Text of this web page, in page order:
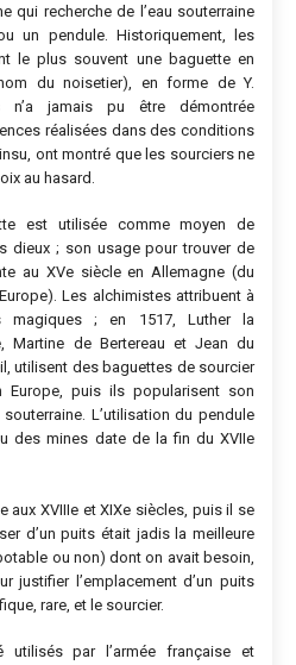
qui recherche de l’eau souterraine
un pendule. Historiquement, les
le plus souvent une baguette en
du noisetier), en forme de Y.
n’a jamais pu être démontrée
réalisées dans des conditions
ont montré que les sourciers ne
au hasard.
est utilisée comme moyen de
dieux ; son usage pour trouver de
au XVe siècle en Allemagne (du
Les alchimistes attribuent à
magiques ; en 1517, Luther la
Martine de Bertereau et Jean du
utilisent des baguettes de sourcier
puis ils popularisent son
L’utilisation du pendule
des mines date de la fin du XVIIe
aux XVIIIe et XIXe siècles, puis il se
d’un puits était jadis la meilleure
ou non) dont on avait besoin,
justifier l’emplacement d’un puits
rare, et le sourcier.
utilisés par l’armée française et